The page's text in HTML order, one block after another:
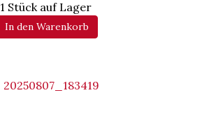
1 Stück auf Lager
In den Warenkorb